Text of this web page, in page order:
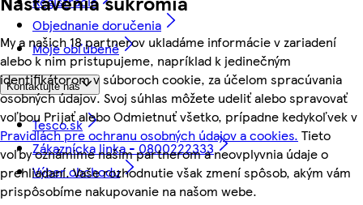
My a našich 18 partnerov ukladáme informácie v zariadení
alebo k nim pristupujeme, napríklad k jedinečným
identifikátorom v súboroch cookie, za účelom spracúvania
osobných údajov. Svoj súhlas môžete udeliť alebo spravovať
voľbou Prijať alebo Odmietnuť všetko, prípadne kedykoľvek v
Pravidlách pre ochranu osobných údajov a cookies. Tieto
voľby oznámime našim partnerom a neovplyvnia údaje o
prehliadaní. Vaše rozhodnutie však zmení spôsob, akým vám
prispôsobíme nakupovanie na našom webe.
Objednanie doručenia
Moje obľúbené
Kontaktujte nás
Tesco.sk
Zákaznícka linka - 0800222333
Výber obchodu